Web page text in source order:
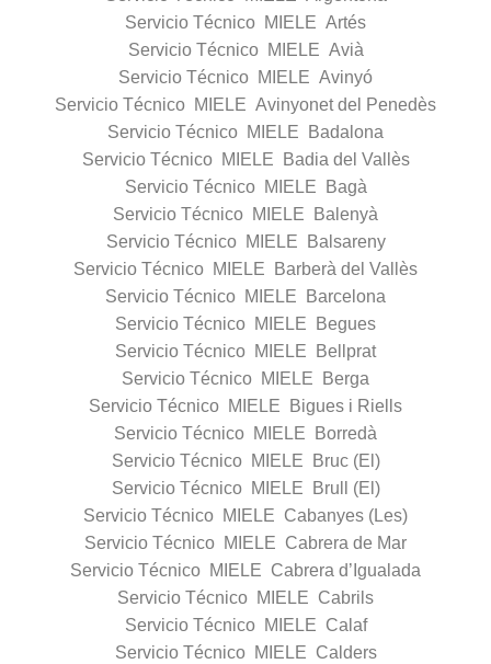
Servicio Técnico MIELE Artés
Servicio Técnico MIELE Avià
Servicio Técnico MIELE Avinyó
Servicio Técnico MIELE Avinyonet del Penedès
Servicio Técnico MIELE Badalona
Servicio Técnico MIELE Badia del Vallès
Servicio Técnico MIELE Bagà
Servicio Técnico MIELE Balenyà
Servicio Técnico MIELE Balsareny
Servicio Técnico MIELE Barberà del Vallès
Servicio Técnico MIELE Barcelona
Servicio Técnico MIELE Begues
Servicio Técnico MIELE Bellprat
Servicio Técnico MIELE Berga
Servicio Técnico MIELE Bigues i Riells
Servicio Técnico MIELE Borredà
Servicio Técnico MIELE Bruc (El)
Servicio Técnico MIELE Brull (El)
Servicio Técnico MIELE Cabanyes (Les)
Servicio Técnico MIELE Cabrera de Mar
Servicio Técnico MIELE Cabrera d’Igualada
Servicio Técnico MIELE Cabrils
Servicio Técnico MIELE Calaf
Servicio Técnico MIELE Calders